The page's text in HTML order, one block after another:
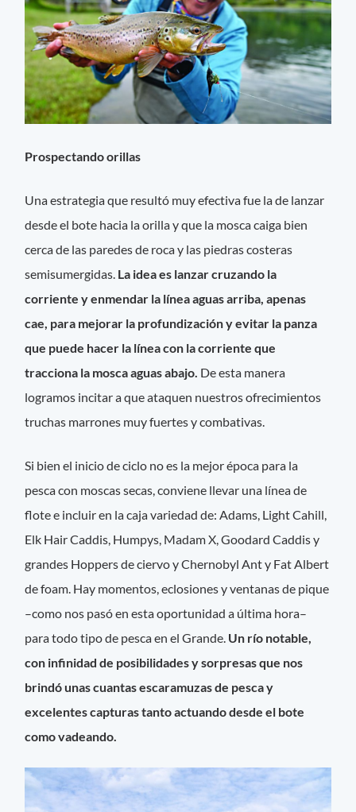
Prospectando orillas
Una estrategia que resultó muy efectiva fue la de lanzar
desde el bote hacia la orilla y que la mosca caiga bien
cerca de las paredes de roca y las piedras costeras
semisumergidas. La idea es lanzar cruzando la
corriente y enmendar la línea aguas arriba, apenas
cae, para mejorar la profundización y evitar la panza
que puede hacer la línea con la corriente que
tracciona la mosca aguas abajo. De esta manera
logramos incitar a que ataquen nuestros ofrecimientos
truchas marrones muy fuertes y combativas.
Si bien el inicio de ciclo no es la mejor época para la
pesca con moscas secas, conviene llevar una línea de
flote e incluir en la caja variedad de: Adams, Light Cahill,
Elk Hair Caddis, Humpys, Madam X, Goodard Caddis y
grandes Hoppers de ciervo y Chernobyl Ant y Fat Albert
de foam. Hay momentos, eclosiones y ventanas de pique
–como nos pasó en esta oportunidad a última hora–
para todo tipo de pesca en el Grande. Un río notable,
con infinidad de posibilidades y sorpresas que nos
brindó unas cuantas escaramuzas de pesca y
excelentes capturas tanto actuando desde el bote
como vadeando.